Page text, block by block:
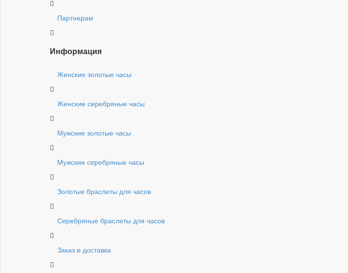
Партнерам
Информация
Женские золотые часы
Женские серебряные часы
Мужские золотые часы
Мужские серебряные часы
Золотые браслеты для часов
Серебряные браслеты для часов
Заказ и доставка